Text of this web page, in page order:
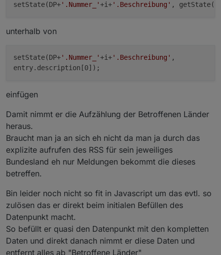
setState(DP+'.Nummer_'+i+'.Beschreibung' ,
unterhalb von
setState(DP+'.Nummer_'+i+'.Beschreibung' ,
entry.description[0]);
einfügen
Damit nimmt er die Aufzählung der Betroffenen Länder
heraus.
Braucht man ja an sich eh nicht da man ja durch das
explizite aufrufen des RSS für sein jeweiliges
Bundesland eh nur Meldungen bekommt die dieses
betreffen.
Bin leider noch nicht so fit in Javascript um das evtl. so
zulösen das er direkt beim initialen Befüllen des
Datenpunkt macht.
So befüllt er quasi den Datenpunkt mit den kompletten
Daten und direkt danach nimmt er diese Daten und
entfernt alles ab "Betroffene Länder"